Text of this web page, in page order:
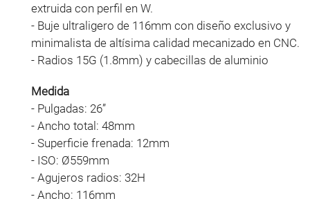
extruida con perfil en W.
- Buje ultraligero de 116mm con diseño exclusivo y
minimalista de altísima calidad mecanizado en CNC.
- Radios 15G (1.8mm) y cabecillas de aluminio
Medida
- Pulgadas: 26”
- Ancho total: 48mm
- Superficie frenada: 12mm
- ISO: Ø559mm
- Agujeros radios: 32H
- Ancho: 116mm